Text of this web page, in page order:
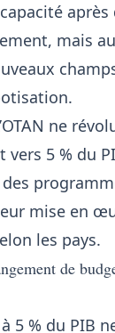
après
mais
ne
vers 5 % du
mise en
les pays.
de
5 % du PIB